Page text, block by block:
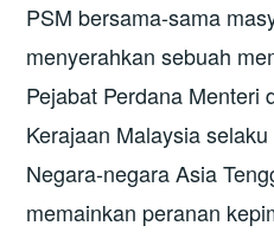
PSM bersama-sama
menyerahkan sebuah
Pejabat Perdana Menteri
Kerajaan Malaysia
Negara-negara Asia
memainkan peranan